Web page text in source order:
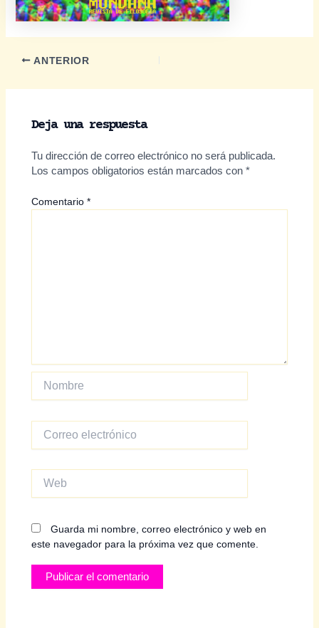
Navegación
entradas
ANTERIOR
Deja una respuesta
Tu dirección de correo electrónico no será publicada.
Los campos obligatorios están marcados con*
Comentario*
Nombre
electrónico
Guarda mi nombre, correo electrónico y web en
este navegador para la próxima vez que comente.